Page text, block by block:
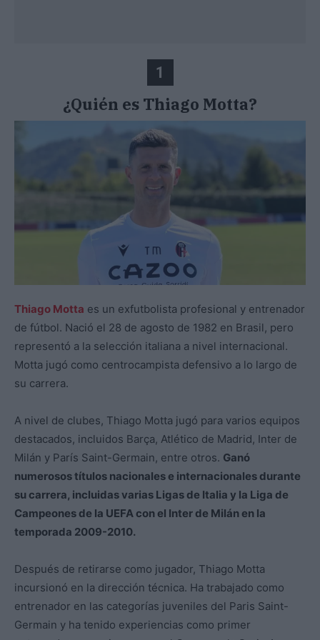
1
¿Quién es Thiago Motta?
Thiago Motta es un exfutbolista profesional y entrenador
de fútbol. Nació el 28 de agosto de 1982 en Brasil, pero
representó a la selección italiana a nivel internacional.
Motta jugó como centrocampista defensivo a lo largo de
su carrera.
A nivel de clubes, Thiago Motta jugó para varios equipos
destacados, incluidos Barça, Atlético de Madrid, Inter de
Milán y París Saint-Germain, entre otros. Ganó
numerosos títulos nacionales e internacionales durante
su carrera, incluidas varias Ligas de Italia y la Liga de
Campeones de la UEFA con el Inter de Milán en la
temporada 2009-2010.
Después de retirarse como jugador, Thiago Motta
incursionó en la dirección técnica. Ha trabajado como
entrenador en las categorías juveniles del Paris Saint-
Germain y ha tenido experiencias como primer